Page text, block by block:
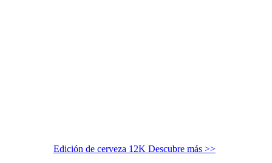
Edición de cerveza 12K Descubre más >>